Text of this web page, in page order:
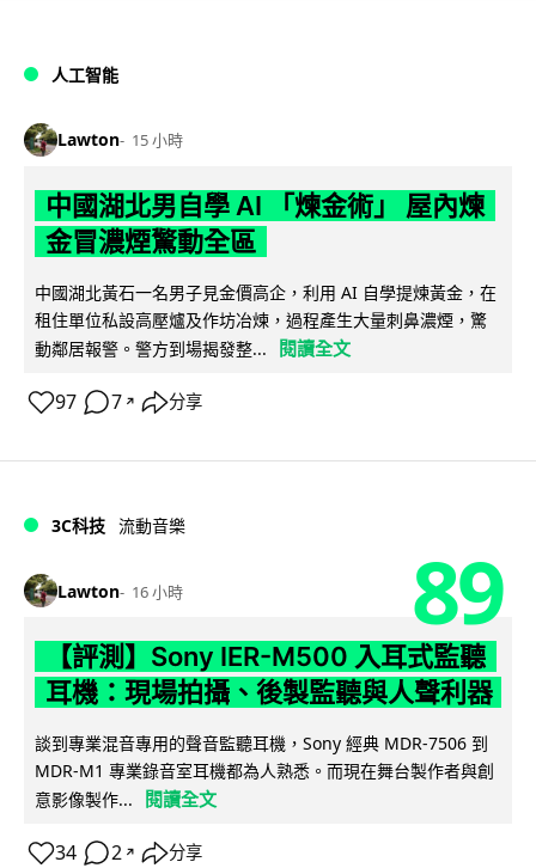
人工智能
Lawton 15 小時
中國湖北男自學 AI 「煉金術」 屋內煉
金冒濃煙驚動全區
中國湖北黃石一名男子見金價高企，利用 AI 自學提煉黃金，在
租住單位私設高壓爐及作坊冶煉，過程產生大量刺鼻濃煙，驚
動鄰居報警。警方到場揭發整...
閱讀全文
97 7 ↗ 分享
3C科技 流動音樂
Lawton 16 小時 89
【評測】Sony IER-M500 入耳式監聽
耳機：現場拍攝、後製監聽與人聲利器
談到專業混音專用的聲音監聽耳機，Sony 經典 MDR-7506 到
MDR-M1 專業錄音室耳機都為人熟悉。而現在舞台製作者與創
意影像製作...
閱讀全文
34 2 ↗ 分享